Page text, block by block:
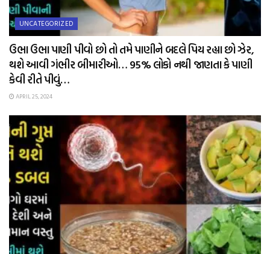
UNCATEGORIZED
ઉભા ઉભા પાણી પીવો છો તો તમે પાણીને બદલે પિય રહ્યા છો ઝેર,
થશે આવી ગંભીર બીમારીઓ… 95% લોકો નથી જાણતા કે પાણી
કેવી રીતે પીવું…
APRIL 25, 2024